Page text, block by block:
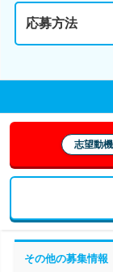
応募方法
志望動
その他の募集情報